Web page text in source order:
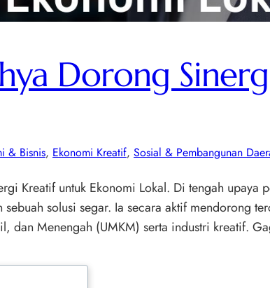
Dorong
& Bisnis, Ekonomi Kreatif, Sosial & Pembangunan
Kreatif untuk Ekonomi Lokal. Di tengah
sebuah solusi segar. Ia secara aktif mendorong
dan Menengah (UMKM) serta industri kreatif.